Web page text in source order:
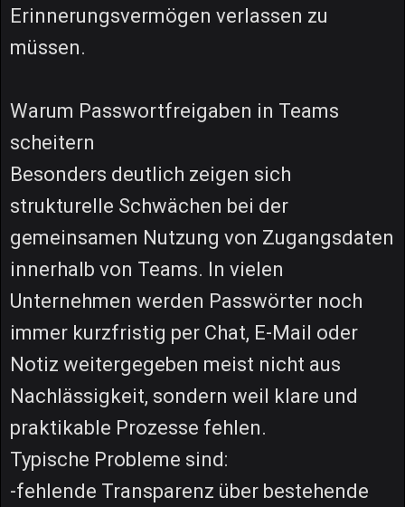
Erinnerungsvermögen verlassen zu
müssen.
Warum Passwortfreigaben in Teams
scheitern
Besonders deutlich zeigen sich
strukturelle Schwächen bei der
gemeinsamen Nutzung von Zugangsdaten
innerhalb von Teams. In vielen
Unternehmen werden Passwörter noch
immer kurzfristig per Chat, E-Mail oder
Notiz weitergegeben meist nicht aus
Nachlässigkeit, sondern weil klare und
praktikable Prozesse fehlen.
Typische Probleme sind:
-fehlende Transparenz über bestehende